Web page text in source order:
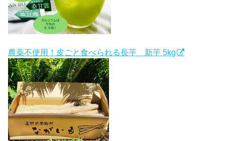
農薬不使用！皮ごと食べられる長芋 新芋 5kg